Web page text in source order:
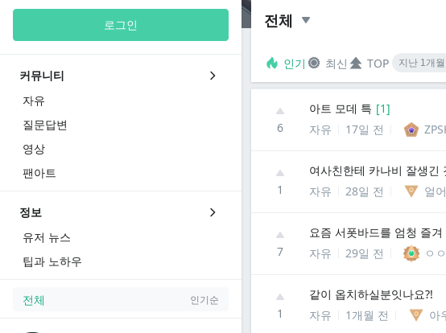
로그인
커뮤니티
자유
질문답변
영상
팬아트
정보
유저 뉴스
팁과 노하우
전체 인기순
전체
인기 최신 TOP
6
아트 모데 특 [1]
자유
17일 전
1
여사친한테 카나비 잘생긴
자유
28일 전 얼
7
요즘 서폿바드를 엄청 즐
자유
29일 전 ㅇ
1
같이 옵치하실분잇나요?!
자유
1개월 전 아